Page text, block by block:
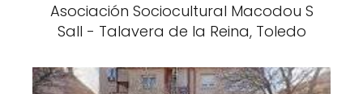
Asociación Sociocultural Macodou S
Sall - Talavera de la Reina, Toledo